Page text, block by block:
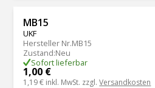
MB15
UKF
Hersteller Nr.MB15
Zustand:Neu
Sofort lieferbar
1,00 €
1,19 € inkl. MwSt. zzgl.Versandkosten